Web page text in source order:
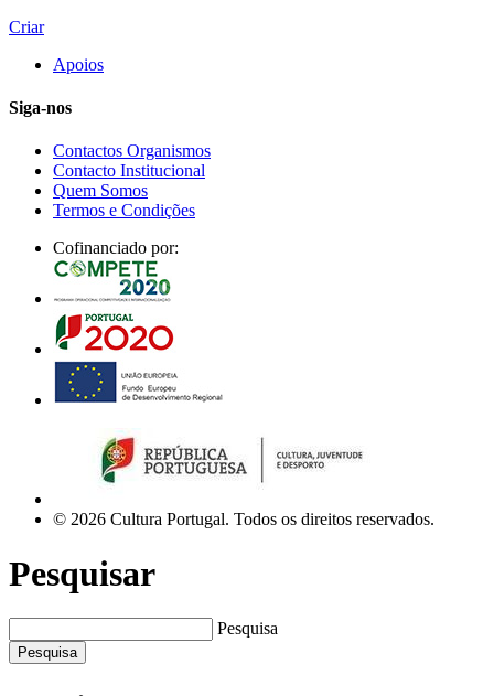
Criar
Apoios
Siga-nos
Contactos Organismos
Contacto Institucional
Quem Somos
Termos e Condições
Cofinanciado por:
© 2026 Cultura Portugal. Todos os direitos reservados.
Pesquisar
Pesquisa
Pesquisa